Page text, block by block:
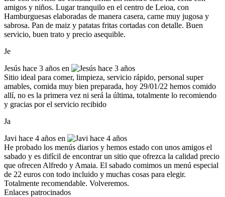
amigos y niños. Lugar tranquilo en el centro de Leioa, con
Hamburguesas elaboradas de manera casera, carne muy jugosa y
sabrosa. Pan de maiz y patatas fritas cortadas con detalle. Buen
servicio, buen trato y precio asequible.
Je
Jesús hace 3 años en
Sitio ideal para comer, limpieza, servicio rápido, personal super
amables, comida muy bien preparada, hoy 29/01/22 hemos comido
allí, no es la primera vez ni será la última, totalmente lo recomiendo
y gracias por el servicio recibido
Ja
Javi hace 4 años en
He probado los menús diarios y hemos estado con unos amigos el
sabado y es difícil de encontrar un sitio que ofrezca la calidad precio
que ofrecen Alfredo y Amaia. El sabado comimos un menú especial
de 22 euros con todo incluido y muchas cosas para elegir.
Totalmente recomendable. Volveremos.
Enlaces patrocinados